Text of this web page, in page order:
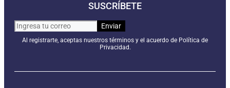
SUSCRÍBETE
Al registrarte, aceptas nuestros términos y el acuerdo de Política de
Privacidad.